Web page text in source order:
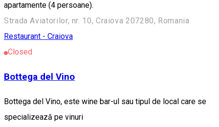
apartamente (4 persoane).
Strada Aviatorilor, nr. 10, Craiova 207280, Romania
Restaurant - Craiova
Closed
Bottega del Vino
Bottega del Vino, este wine bar-ul sau tipul de local care se
specializează pe vinuri